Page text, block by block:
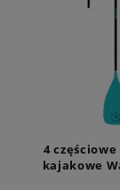
4 częściowe
kajakowe